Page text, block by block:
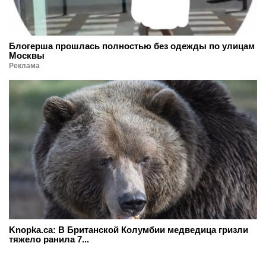
Блогерша прошлась полностью без одежды по улицам
Москвы
Реклама
Knopka.ca: В Британской Колумбии медведица гризли
тяжело ранила 7...